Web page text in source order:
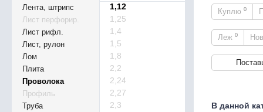
Лента, штрипс
Лист перфорир.
Лист рифл.
Лист, рулон
Лом
Плита
Проволока
Профиль
Труба
1,12
1,25
1,4
1,5
1,8
2,2
2,24
2,27
2,3
Куплю 0
Леж 0
В данной